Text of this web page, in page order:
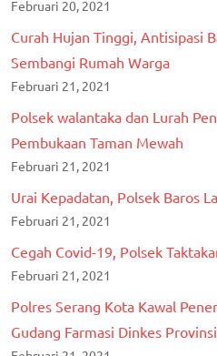
Februari 20, 2021
Curah Hujan Tinggi, Antisipasi
Sembangi Rumah Warga
Februari 21, 2021
Polsek walantaka dan Lurah
Pembukaan Taman Mewah
Februari 21, 2021
Urai Kepadatan, Polsek Baros
Februari 21, 2021
Cegah Covid-19, Polsek
Februari 21, 2021
Polres Serang Kota Kawal
Gudang Farmasi Dinkes